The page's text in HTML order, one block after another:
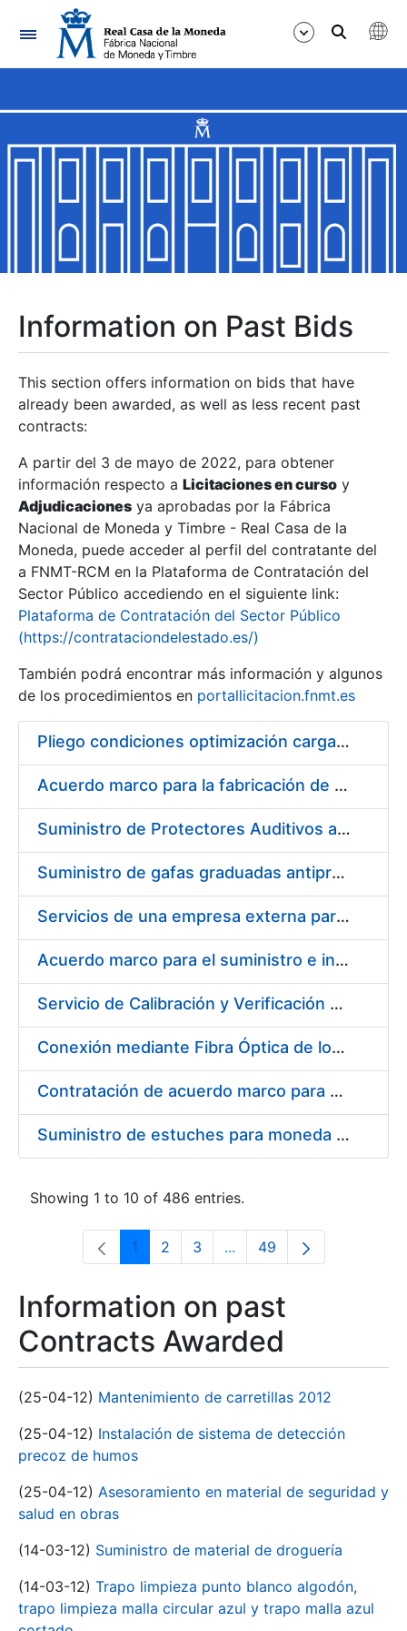
Navigation
Show/Hide
Show/Hide
Show/Hide
Show/Hide
Show/Hide
Show/Hide
Information on Past Bids
This section offers information on bids that have
already been awarded, as well as less recent past
contracts:
A partir del 3 de mayo de 2022, para obtener
información respecto a Licitaciones en curso y
Adjudicaciones ya aprobadas por la Fábrica
Nacional de Moneda y Timbre - Real Casa de la
Moneda, puede acceder al perfil del contratante del
a FNMT-RCM en la Plataforma de Contratación del
Sector Público accediendo en el siguiente link:
Plataforma de Contratación del Sector Público
(https://contrataciondelestado.es/)
También podrá encontrar más información y algunos
de los procedimientos en portallicitacion.fnmt.es
Pliego condiciones optimización cargas compras firmado
Acuerdo marco para la fabricación de piezas
Suministro de Protectores Auditivos a medida para las personas trabajadoras de los Centros de Trabajo de Madrid y Burgos
Suministro de gafas graduadas antiproyecciones para los trabajadores de la FNMT-RCM en los centros de trabajo de Madrid y Burgos
Servicios de una empresa externa para el asesoramiento y resolución de los recursos de alzada que se presentan relacionados con procesos de selección para la FNMT-RCM
Acuerdo marco para el suministro e instalación de persianas, estores y otros complementos
Servicio de Calibración y Verificación Externa de los Equipos de Medición del Servicio de Prevención de la FNMT-RCM
Conexión mediante Fibra Óptica de los Centros de Proceso de Datos (CPDs) de las sedes de la FNMT-RCM de Burgos y Madrid
Contratación de acuerdo marco para el Suministro de Material de Electricidad para la Fábrica Nacional de Moneda y Timbre-Real Casa de la Moneda en su centro de trabajo de Burgos
Suministro de estuches para moneda de 30 €
Showing 1 to 10 of 486 entries.
Page
1 Page
2 Page
3 ...Intermediate Pages Use
Page
49
Information on past
Contracts Awarded
(25-04-12) Mantenimiento de carretillas 2012
(25-04-12) Instalación de sistema de detección
precoz de humos
(25-04-12) Asesoramiento en material de seguridad y
salud en obras
(14-03-12) Suministro de material de droguería
(14-03-12) Trapo limpieza punto blanco algodón,
trapo limpieza malla circular azul y trapo malla azul